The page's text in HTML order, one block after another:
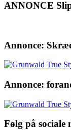
ANNONCE
Annonce:
Annonce:
Følg på sociale